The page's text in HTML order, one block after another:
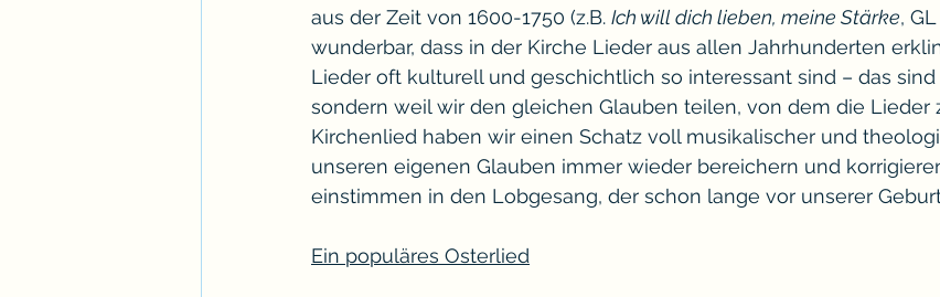
aus der Zeit von 1600-1750 (z.B. Ich will dich lieben, meine Stärke,
wunderbar, dass in der Kirche Lieder aus allen Jahrhunderten
Lieder oft kulturell und geschichtlich so interessant sind – das sind
sondern weil wir den gleichen Glauben teilen, von dem die Lieder
Kirchenlied haben wir einen Schatz voll musikalischer und
unseren eigenen Glauben immer wieder bereichern und
einstimmen in den Lobgesang, der schon lange vor unserer
Ein populäres Osterlied